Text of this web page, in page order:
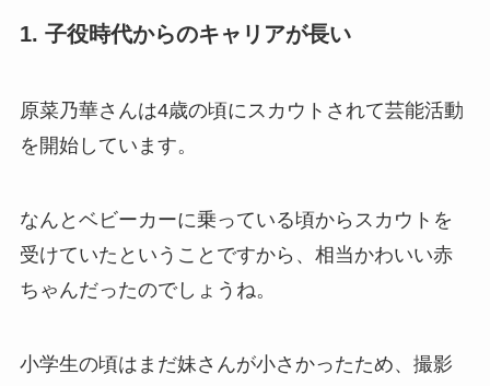
1. 子役時代からのキャリアが長い
原菜乃華さんは4歳の頃にスカウトされて芸能活動
を開始しています。
なんとベビーカーに乗っている頃からスカウトを
受けていたということですから、相当かわいい赤
ちゃんだったのでしょうね。
小学生の頃はまだ妹さんが小さかったため、撮影